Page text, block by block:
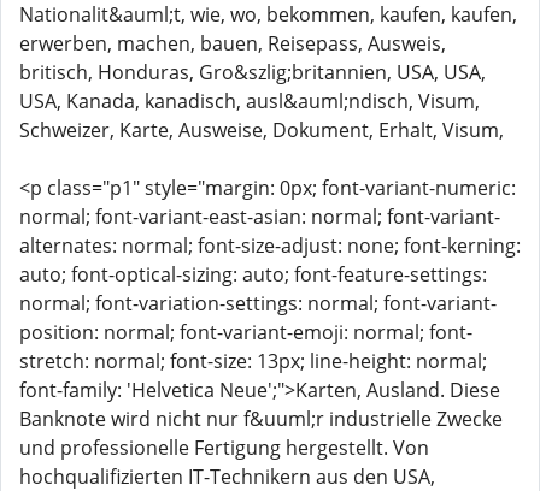
Nationalit&auml;t, wie, wo, bekommen, kaufen, kaufen,
erwerben, machen, bauen, Reisepass, Ausweis,
britisch, Honduras, Gro&szlig;britannien, USA, USA,
USA, Kanada, kanadisch, ausl&auml;ndisch, Visum,
Schweizer, Karte, Ausweise, Dokument, Erhalt, Visum,
<p class="p1" style="margin: 0px; font-variant-numeric:
normal; font-variant-east-asian: normal; font-variant-
alternates: normal; font-size-adjust: none; font-kerning:
auto; font-optical-sizing: auto; font-feature-settings:
normal; font-variation-settings: normal; font-variant-
position: normal; font-variant-emoji: normal; font-
stretch: normal; font-size: 13px; line-height: normal;
font-family: 'Helvetica Neue';">Karten, Ausland. Diese
Banknote wird nicht nur f&uuml;r industrielle Zwecke
und professionelle Fertigung hergestellt. Von
hochqualifizierten IT-Technikern aus den USA,